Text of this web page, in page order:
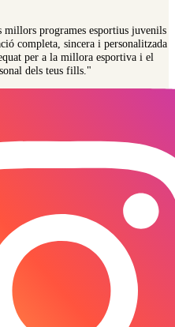
programes esportius juvenils
completa, sincera i personalitzada
per a la millora esportiva i el
dels teus fills."